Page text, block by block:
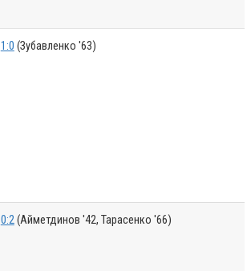
1:0 (Зубавленко '63)
0:2(Айметдинов '42, Тарасенко '66)